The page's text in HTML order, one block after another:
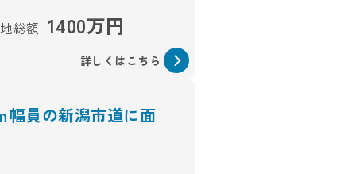
総額 1400万円
詳しくはこちら
幅員の新潟市道に面